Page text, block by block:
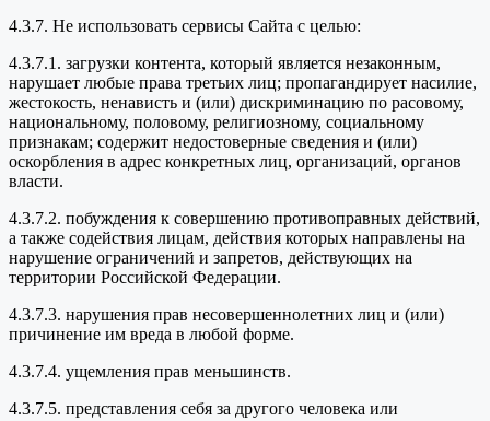
4.3.7. Не использовать сервисы Сайта с целью:
4.3.7.1. загрузки контента, который является незаконным,
нарушает любые права третьих лиц; пропагандирует насилие,
жестокость, ненависть и (или) дискриминацию по расовому,
национальному, половому, религиозному, социальному
признакам; содержит недостоверные сведения и (или)
оскорбления в адрес конкретных лиц, организаций, органов
власти.
4.3.7.2. побуждения к совершению противоправных действий,
а также содействия лицам, действия которых направлены на
нарушение ограничений и запретов, действующих на
территории Российской Федерации.
4.3.7.3. нарушения прав несовершеннолетних лиц и (или)
причинение им вреда в любой форме.
4.3.7.4. ущемления прав меньшинств.
4.3.7.5. представления себя за другого человека или